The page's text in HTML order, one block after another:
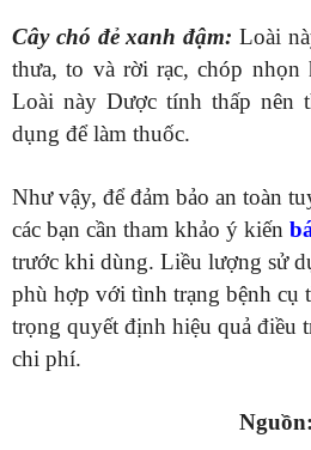
Cây chó đẻ xanh đậm: Loài
thưa, to và rời rạc, chóp
Loài này Dược tính thấp nên
dụng để làm thuốc.
Như vậy, để đảm bảo an toàn
các bạn cần tham khảo ý kiến
trước khi dùng. Liều lượng sử
phù hợp với tình trạng bệnh cụ
trọng quyết định hiệu quả điều
chi phí.
Nguồn: